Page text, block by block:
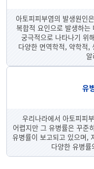
아토피피부염의 발생원인
복합적 요인으로 발생하는
궁극적으로 나타나기 위
다양한 면역학적, 약학적,
유
우리나라에서 아토피피
어렵지만 그 유병률은 꾸준
유병률이 보고되고 있으며,
다양한 유병